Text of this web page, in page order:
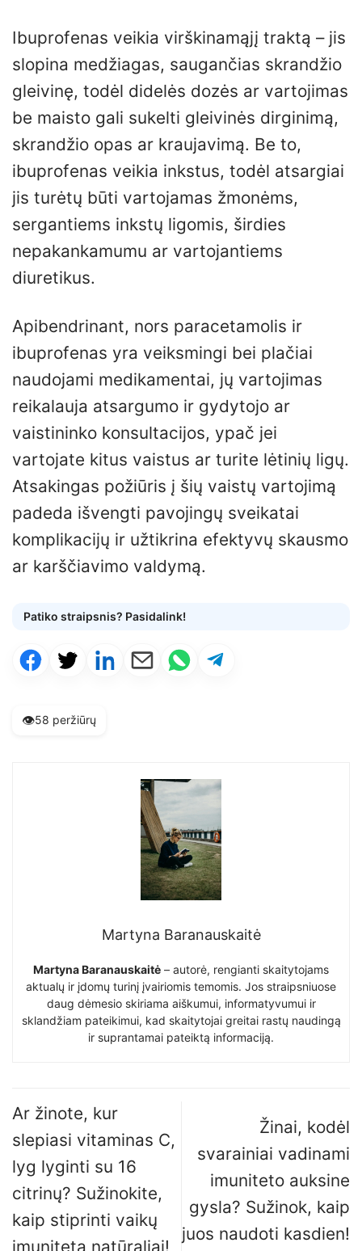
Ibuprofenas veikia virškinamąjį traktą – jis
slopina medžiagas, saugančias skrandžio
gleivinę, todėl didelės dozės ar vartojimas
be maisto gali sukelti gleivinės dirginimą,
skrandžio opas ar kraujavimą. Be to,
ibuprofenas veikia inkstus, todėl atsargiai
jis turėtų būti vartojamas žmonėms,
sergantiems inkstų ligomis, širdies
nepakankamumu ar vartojantiems
diuretikus.
Apibendrinant, nors paracetamolis ir
ibuprofenas yra veiksmingi bei plačiai
naudojami medikamentai, jų vartojimas
reikalauja atsargumo ir gydytojo ar
vaistininko konsultacijos, ypač jei
vartojate kitus vaistus ar turite lėtinių ligų.
Atsakingas požiūris į šių vaistų vartojimą
padeda išvengti pavojingų sveikatai
komplikacijų ir užtikrina efektyvų skausmo
ar karščiavimo valdymą.
Patiko straipsnis? Pasidalink!
👁️58 peržiūrų
Martyna Baranauskaitė
Martyna Baranauskaitė – autorė, rengianti skaitytojams
aktualų ir įdomų turinį įvairiomis temomis. Jos straipsniuose
daug dėmesio skiriama aiškumui, informatyvumui ir
sklandžiam pateikimui, kad skaitytojai greitai rastų naudingą
ir suprantamai pateiktą informaciją.
Ar žinote, kur
slepiasi vitaminas C,
lyg lyginti su 16
citrinų? Sužinokite,
kaip stiprinti vaikų
imunitetą natūraliai!
Žinai, kodėl
svarainiai vadinami
imuniteto auksine
gysla? Sužinok, kaip
juos naudoti kasdien!